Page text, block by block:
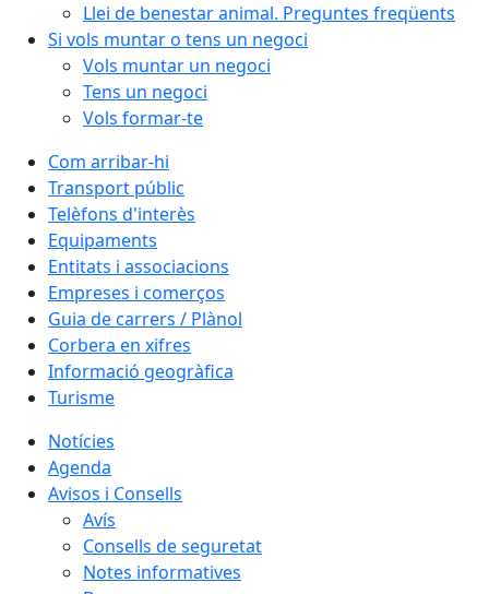
Llei de benestar animal. Preguntes freqüents
Si vols muntar o tens un negoci
Vols muntar un negoci
Tens un negoci
Vols formar-te
Com arribar-hi
Transport públic
Telèfons d'interès
Equipaments
Entitats i associacions
Empreses i comerços
Guia de carrers / Plànol
Corbera en xifres
Informació geogràfica
Turisme
Notícies
Agenda
Avisos i Consells
Avís
Consells de seguretat
Notes informatives